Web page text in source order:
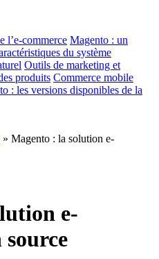
l’e-commerce Magento : un
du système
Outils de marketing et
produits Commerce mobile
: les versions disponibles de la
» Magento : la solution e-
e-
source